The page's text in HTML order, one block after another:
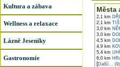
Kultura a zábava
Wellness a relaxace
Lázně Jeseníky
Gastronomie
Města
2,1 km
2,1 km
3,0 km
3,0 km
4,5 km
4,9 km
5,4 km
6,0 km
[Další... (9)